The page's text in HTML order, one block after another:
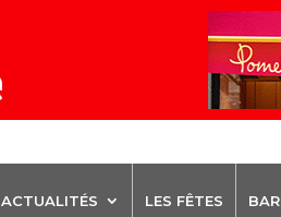
ACTUALITÉS LES FÊTES